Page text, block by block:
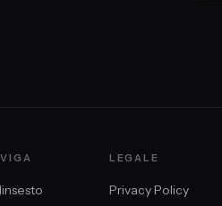
LEGALE
Privacy Policy